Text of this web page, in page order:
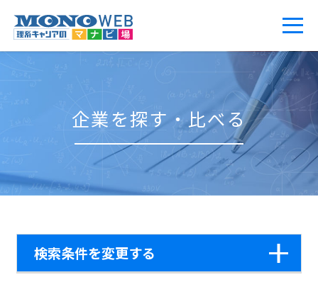
企業を探す・比べる
検索条件を変更する